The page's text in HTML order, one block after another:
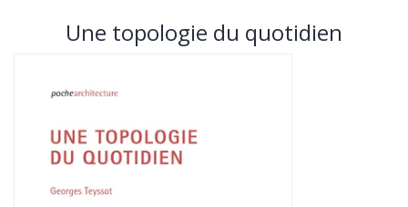
Une topologie du quotidien